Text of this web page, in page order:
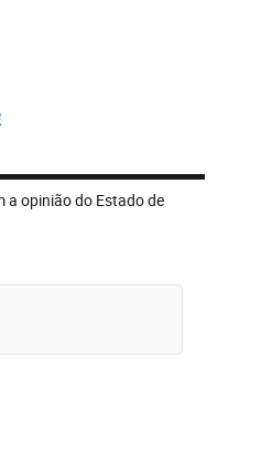
a opinião do Estado de